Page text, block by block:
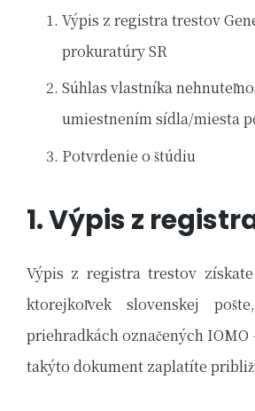
Výpis z registra trestov
prokuratúry SR
Súhlas vlastníka
umiestnením sídla/miesta
Potvrdenie o štúdiu
1. Výpis z
Výpis z registra trestov
ktorejkoľvek slovenskej
priehradkách označených IOMO
takýto dokument zaplatíte